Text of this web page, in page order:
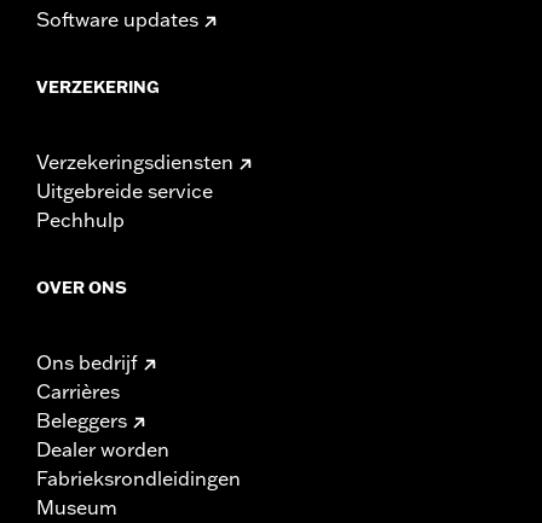
Software updates
VERZEKERING
Verzekeringsdiensten
Uitgebreide service
Pechhulp
OVER ONS
Ons bedrijf
Carrières
Beleggers
Dealer worden
Fabrieksrondleidingen
Museum